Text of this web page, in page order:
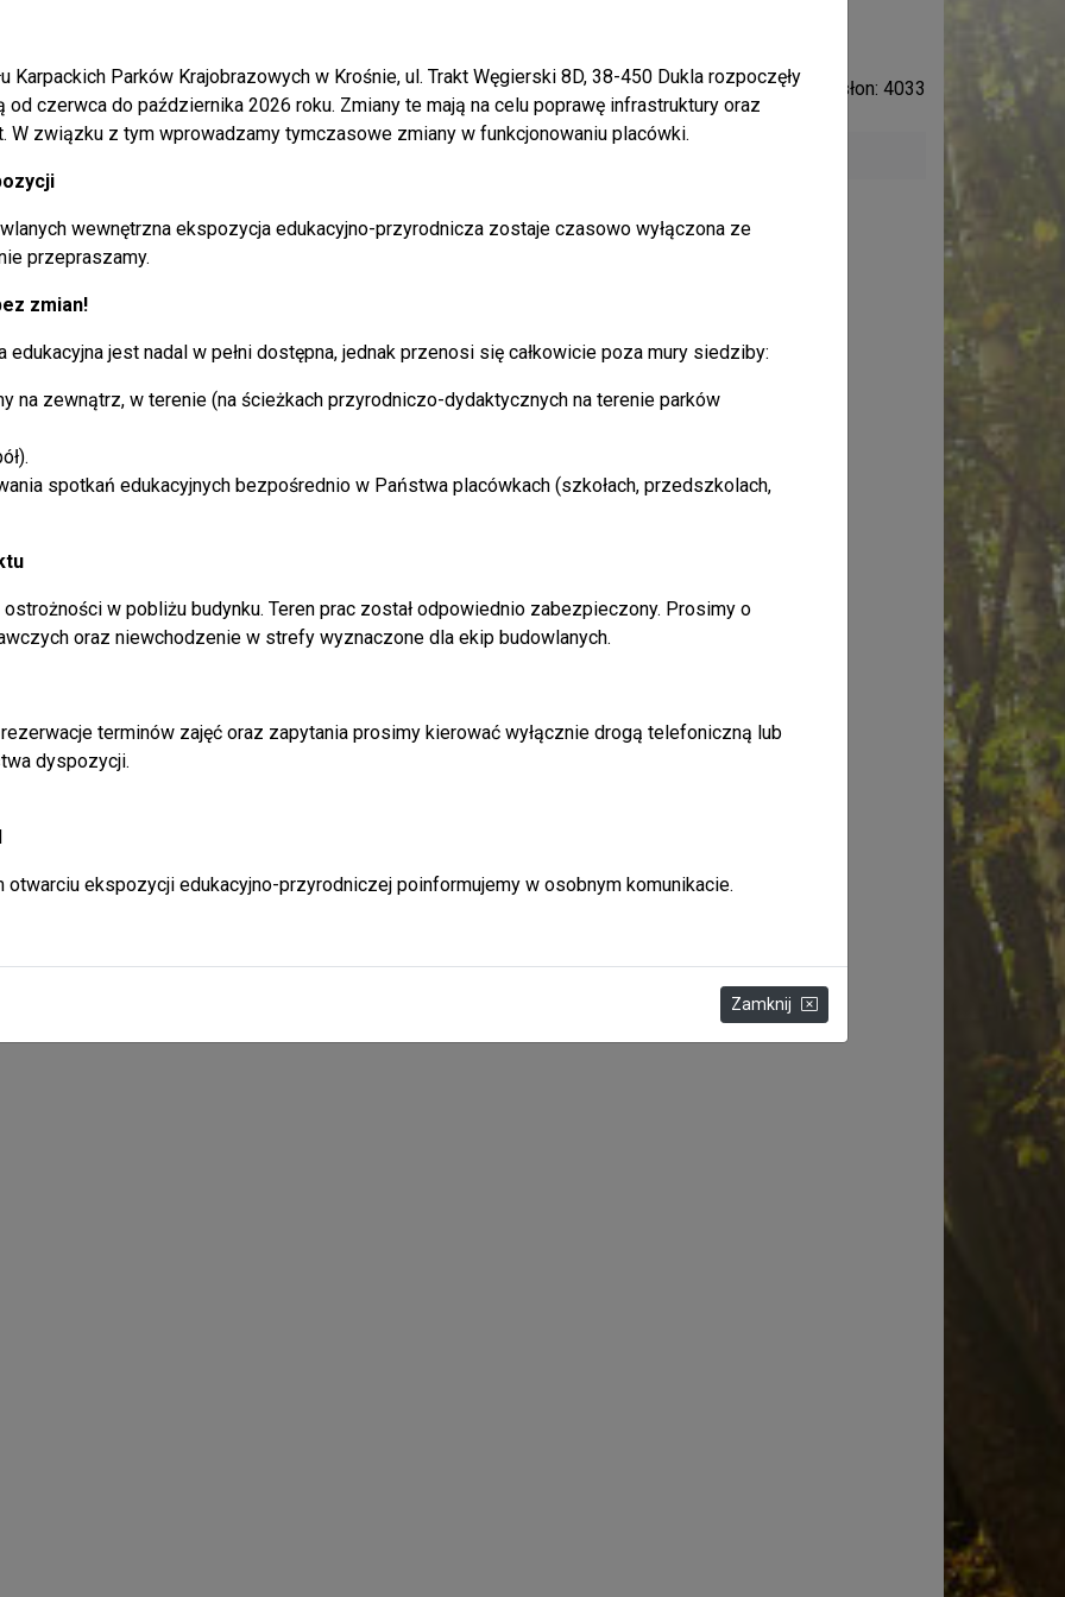
Liczba odsłon: 4033
Karpackich Parków Krajobrazowych w Krośnie, ul. Trakt Węgierski 8D, 38-450 Dukla rozpoczęły
czerwca do października 2026 roku. Zmiany te mają na celu poprawę infrastruktury oraz
W związku z tym wprowadzamy tymczasowe zmiany w funkcjonowaniu placówki.
wewnętrzna ekspozycja edukacyjno-przyrodnicza zostaje czasowo wyłączona ze
przepraszamy.
zmian!
jest nadal w pełni dostępna, jednak przenosi się całkowicie poza mury siedziby:
na zewnątrz, w terenie (na ścieżkach przyrodniczo-dydaktycznych na terenie parków
spotkań edukacyjnych bezpośrednio w Państwa placówkach (szkołach, przedszkolach,
w pobliżu budynku. Teren prac został odpowiednio zabezpieczony. Prosimy o
oraz niewchodzenie w strefy wyznaczone dla ekip budowlanych.
terminów zajęć oraz zapytania prosimy kierować wyłącznie drogą telefoniczną lub
dyspozycji.
otwarciu ekspozycji edukacyjno-przyrodniczej poinformujemy w osobnym komunikacie.
Zamknij